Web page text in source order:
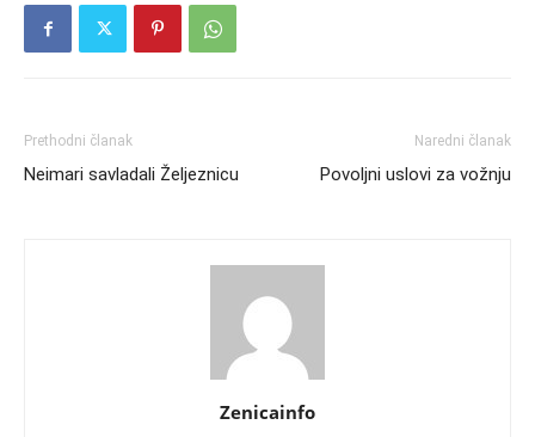
Prethodni članak
Neimari savladali Željeznicu
Naredni članak
Povoljni uslovi za vožnju
Zenicainfo